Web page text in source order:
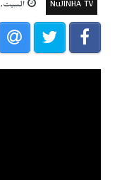
NuJINHA TV السبت, 24 مايو 2025, 08:27